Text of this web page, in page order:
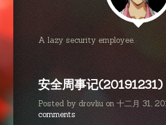
A lazy security employee.
安全周事记(20191231)
Posted by drovliu on 十二月 31,
comments